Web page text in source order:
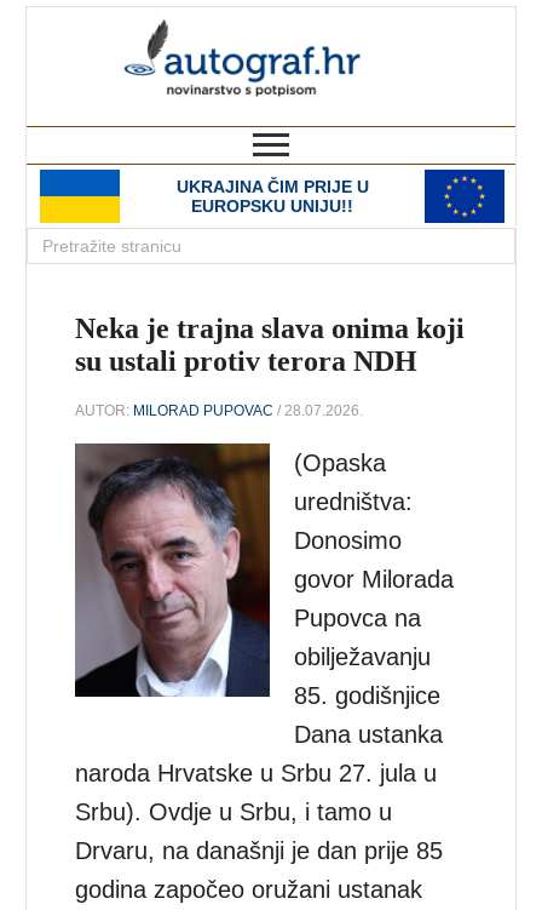
UKRAJINA ČIM PRIJE U
EUROPSKU UNIJU!!
Neka je trajna slava onima koji
su ustali protiv terora NDH
AUTOR: MILORAD PUPOVAC / 28.07.2026.
(Opaska
uredništva:
Donosimo
govor Milorada
Pupovca na
obilježavanju
85. godišnjice
Dana ustanka
naroda Hrvatske u Srbu 27. jula u
Srbu). Ovdje u Srbu, i tamo u
Drvaru, na današnji je dan prije 85
godina započeo oružani ustanak